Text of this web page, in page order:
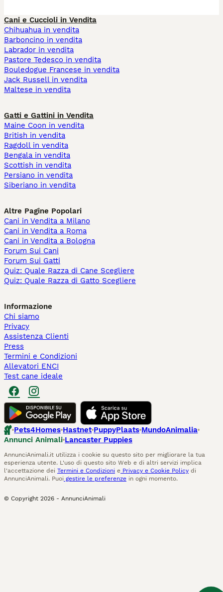
Cani e Cuccioli in Vendita
Chihuahua in vendita
Barboncino in vendita
Labrador in vendita
Pastore Tedesco in vendita
Bouledogue Francese in vendita
Jack Russell in vendita
Maltese in vendita
Gatti e Gattini in Vendita
Maine Coon in vendita
British in vendita
Ragdoll in vendita
Bengala in vendita
Scottish in vendita
Persiano in vendita
Siberiano in vendita
Altre Pagine Popolari
Cani in Vendita a Milano
Cani in Vendita a Roma
Cani in Vendita a Bologna
Forum Sui Cani
Forum Sui Gatti
Quiz: Quale Razza di Cane Scegliere
Quiz: Quale Razza di Gatto Scegliere
Informazione
Chi siamo
Privacy
Assistenza Clienti
Press
Termini e Condizioni
Allevatori ENCI
Test cane ideale
Pets4Homes Hastnet PuppyPlaats MundoAnimalia
Annunci Animali Lancaster Puppies
AnnunciAnimali.it utilizza i cookie su questo sito per migliorare la tua
esperienza utente. L'uso di questo sito Web e di altri servizi implica
l'accettazione dei Termini e Condizioni e Privacy e Cookie Policy di
AnnunciAnimali. Puoi gestire le preferenze in ogni momento.
© Copyright 2026 - AnnunciAnimali